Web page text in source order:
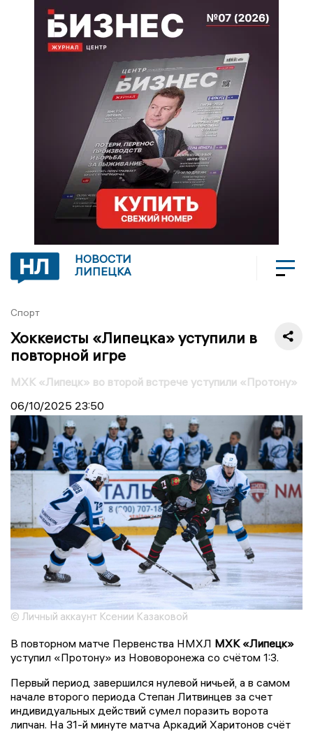
НОВОСТИ
ЛИПЕЦКА
Спорт
Хоккеисты «Липецка» уступили в
повторной игре
МХК «Липецк» во второй встрече уступили «Протону»
06/10/2025 23:50
© Личный аккаунт Ксении Казаковой
В повторном матче Первенства НМХЛ МХК «Липецк»
уступил «Протону» из Нововоронежа со счётом 1:3.
Первый период завершился нулевой ничьей, а в самом
начале второго периода Степан Литвинцев за счет
индивидуальных действий сумел поразить ворота
липчан. На 31-й минуте матча Аркадий Харитонов счёт